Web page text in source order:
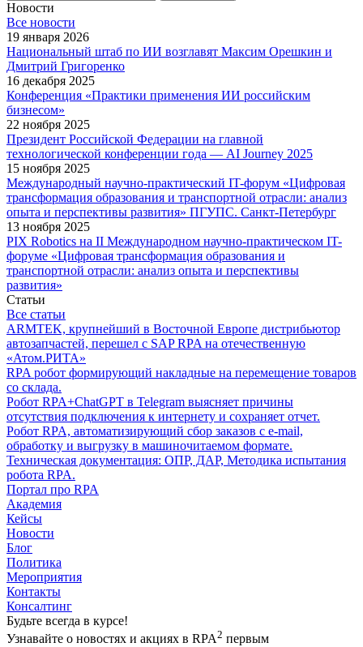
Новости
Все новости
19 января 2026
Национальный штаб по ИИ возглавят Максим Орешкин и
Дмитрий Григоренко
16 декабря 2025
Конференция «Практики применения ИИ российским
бизнесом»
22 ноября 2025
Президент Российской Федерации на главной
технологической конференции года — AI Journey 2025
15 ноября 2025
Международный научно-практический IT-форум «Цифровая
трансформация образования и транспортной отрасли: анализ
опыта и перспективы развития» ПГУПС. Санкт-Петербург
13 ноября 2025
PIX Robotics на II Международном научно-практическом IT-
форуме «Цифровая трансформация образования и
транспортной отрасли: анализ опыта и перспективы
развития»
Статьи
Все статьи
ARMTEK, крупнейший в Восточной Европе дистрибьютор
автозапчастей, перешел с SAP RPA на отечественную
«Атом.РИТА»
RPA робот формирующий накладные на перемещение товаров
со склада.
Робот RPA+ChatGPT в Telegram выясняет причины
отсутствия подключения к интернету и сохраняет отчет.
Робот RPA, автоматизирующий сбор заказов с e-mail,
обработку и выгрузку в машиночитаемом формате.
Техническая документация: ОПР, ДАР, Методика испытания
робота RPA.
Портал про RPA
Академия
Кейсы
Новости
Блог
Политика
Мероприятия
Контакты
Консалтинг
Будьте всегда в курсе!
Узнавайте о новостях и акциях в RPA2 первым